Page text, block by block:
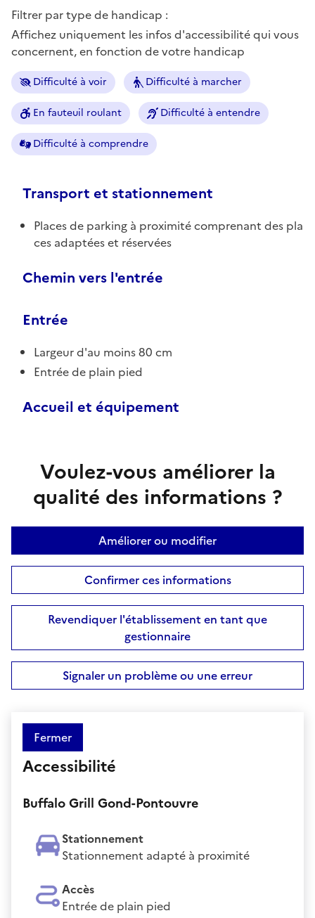
Filtrer par type de handicap :
Affichez uniquement les infos d'accessibilité qui vous
concernent, en fonction de votre handicap
Difficulté à voir Difficulté à marcher
En fauteuil roulant Difficulté à entendre
Difficulté à comprendre
Transport et stationnement
Places de parking à proximité comprenant des pla
ces adaptées et réservées
Chemin vers l'entrée
Entrée
Largeur d'au moins 80 cm
Entrée de plain pied
Accueil et équipement
Voulez-vous améliorer la
qualité des informations ?
Améliorer ou modifier
Confirmer ces informations
Revendiquer l'établissement en tant que
gestionnaire
Signaler un problème ou une erreur
Fermer
Accessibilité
Buffalo Grill Gond-Pontouvre
Stationnement
Stationnement adapté à proximité
Accès
Entrée de plain pied